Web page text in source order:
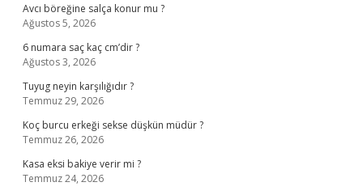
Avcı böreğine salça konur mu ?
Ağustos 5, 2026
6 numara saç kaç cm’dir ?
Ağustos 3, 2026
Tuyug neyin karşılığıdır ?
Temmuz 29, 2026
Koç burcu erkeği sekse düşkün müdür ?
Temmuz 26, 2026
Kasa eksi bakiye verir mi ?
Temmuz 24, 2026